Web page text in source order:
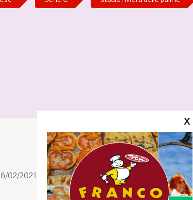
2021 n. 199/2021
Segui la GRB
Facebook
Instagram
X